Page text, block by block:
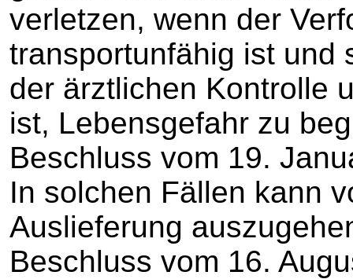
verletzen, wenn der
transportunfähig ist und
der ärztlichen Kontrolle
ist, Lebensgefahr zu
Beschluss vom 19.
In solchen Fällen kann
Auslieferung
Beschluss vom 16.